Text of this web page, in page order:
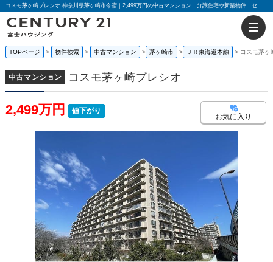
コスモ茅ヶ崎プレシオ 神奈川県茅ヶ崎市今宿｜2,499万円の中古マンション｜分譲住宅や新築物件｜センチュリー21富士ハウジング
TOPページ 物件検索 中古マンション 茅ヶ崎市 ＪＲ東海道本線 コスモ茅ヶ
中古マンション コスモ茅ヶ崎プレシオ
2,499万円 値下がり
お気に入り